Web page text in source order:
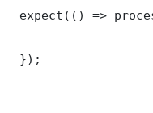
expect(() =>
});